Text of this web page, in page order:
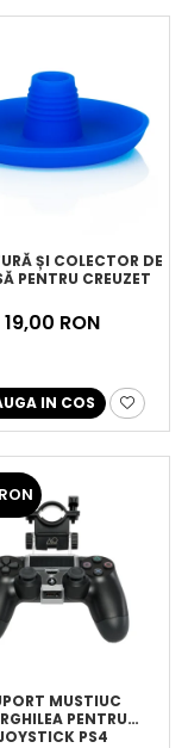
ȘI COLECTOR DE
PENTRU CREUZET
19,00 RON
IN COS
MUSTIUC
PENTRU
PS4